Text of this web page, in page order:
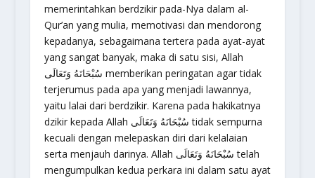
memerintahkan berdzikir pada-Nya dalam al-
Qur’an yang mulia, memotivasi dan mendorong
kepadanya, sebagaimana tertera pada ayat-ayat
yang sangat banyak, maka di satu sisi, Allah
سُبْحَانَهُ وَتَعَالَى memberikan peringatan agar tidak
terjerumus pada apa yang menjadi lawannya,
yaitu lalai dari berdzikir. Karena pada hakikatnya
dzikir kepada Allah سُبْحَانَهُ وَتَعَالَى tidak sempurna
kecuali dengan melepaskan diri dari kelalaian
serta menjauh darinya. Allah سُبْحَانَهُ وَتَعَالَى telah
mengumpulkan kedua perkara ini dalam satu ayat